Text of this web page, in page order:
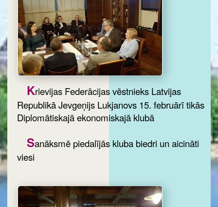
Krievijas Federācijas vēstnieks Latvijas
Republikā Jevgeņijs Lukjanovs 15. februārī tikās
Diplomātiskajā ekonomiskajā klubā
Sanāksmē piedalījās kluba biedri un aicināti
viesi